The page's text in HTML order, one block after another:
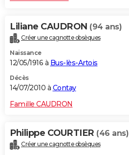
Liliane CAUDRON (94 ans)
Créer une cagnotte obsèques
Naissance
12/05/1916 à Bus-lès-Artois
Décès
14/07/2010 à Contay
Famille CAUDRON
Philippe COURTIER (46 ans)
Créer une cagnotte obsèques